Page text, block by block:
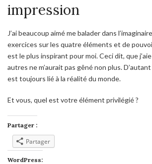
impression
J’ai beaucoup aimé me balader dans
exercices sur les quatre éléments et de
est le plus inspirant pour moi. Ceci dit, que
autres ne m’aurait pas gêné non plus.
est toujours lié à la réalité du monde.
Et vous, quel est votre élément privilégié ?
Partager :
Partager
WordPress: